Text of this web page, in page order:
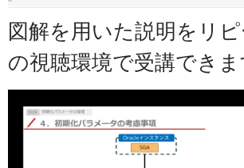
図解を用いた説明をリ
の視聴環境で受講できま